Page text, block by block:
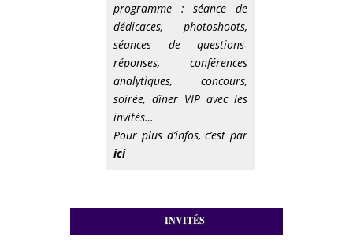
programme : séance de
dédicaces, photoshoots,
séances de questions-
réponses, conférences
analytiques, concours,
soirée, dîner VIP avec les
invités…
Pour plus d’infos, c’est par
ici
INVITÉS